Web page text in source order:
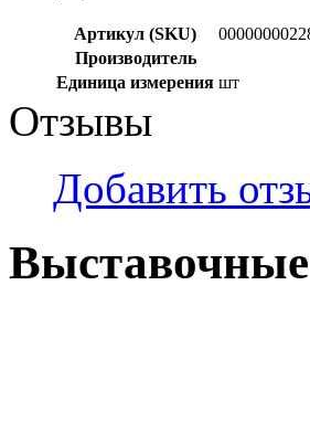
Артикул (SKU)
Производитель
Единица измерения шт
Отзывы
Добавить